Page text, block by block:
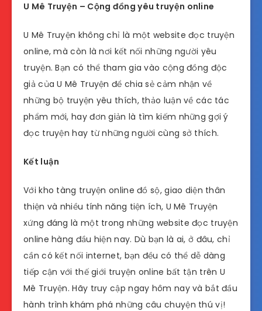
U Mê Truyện – Cộng đồng yêu truyện online
U Mê Truyện không chỉ là một website đọc truyện
online, mà còn là nơi kết nối những người yêu
truyện. Bạn có thể tham gia vào cộng đồng độc
giả của U Mê Truyện để chia sẻ cảm nhận về
những bộ truyện yêu thích, thảo luận về các tác
phẩm mới, hay đơn giản là tìm kiếm những gợi ý
đọc truyện hay từ những người cùng sở thích.
Kết luận
Với kho tàng truyện online đồ sộ, giao diện thân
thiện và nhiều tính năng tiện ích, U Mê Truyện
xứng đáng là một trong những website đọc truyện
online hàng đầu hiện nay. Dù bạn là ai, ở đâu, chỉ
cần có kết nối internet, bạn đều có thể dễ dàng
tiếp cận với thế giới truyện online bất tận trên U
Mê Truyện. Hãy truy cập ngay hôm nay và bắt đầu
hành trình khám phá những câu chuyện thú vị!